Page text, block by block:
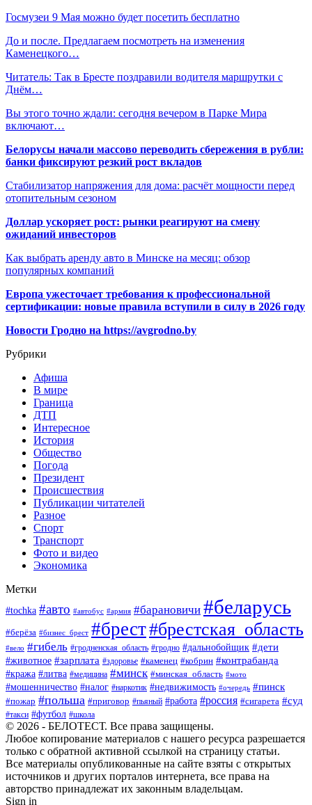
Госмузеи 9 Мая можно будет посетить бесплатно
До и после. Предлагаем посмотреть на изменения
Каменецкого…
Читатель: Так в Бресте поздравили водителя маршрутки с
Днём…
Вы этого точно ждали: сегодня вечером в Парке Мира
включают…
Белорусы начали массово переводить сбережения в рубли:
банки фиксируют резкий рост вкладов
Стабилизатор напряжения для дома: расчёт мощности перед
отопительным сезоном
Доллар ускоряет рост: рынки реагируют на смену
ожиданий инвесторов
Как выбрать аренду авто в Минске на месяц: обзор
популярных компаний
Европа ужесточает требования к профессиональной
сертификации: новые правила вступили в силу в 2026 году
Новости Гродно на https://avgrodno.by
Рубрики
Афиша
В мире
Граница
ДТП
Интересное
История
Общество
Погода
Президент
Происшествия
Публикации читателей
Разное
Спорт
Транспорт
Фото и видео
Экономика
Метки
#tochka #авто #автобус #армия #барановичи #беларусь
#берёза #бизнес_брест #брест#брестская_область
#вело #гибель #гродненская_область #гродно #дальнобойщик #дети
#животное #зарплата #здоровье #каменец #кобрин #контрабанда
#кража #литва #медицина #минск #минская_область #мото
#мошенничество #налог #наркотик #недвижимость #очередь #пинск
#пожар #польша #приговор #пьяный #работа #россия #сигарета #суд
#такси #футбол #школа
© 2026 - БЕЛОТЕСТ. Все права защищены.
Любое копирование материалов с нашего ресурса разрешается
только с обратной активной ссылкой на страницу статьи.
Все материалы опубликованные на сайте взяты с открытых
источников и других порталов интернета, все права на
авторство принадлежат их законным владельцам.
Sign in